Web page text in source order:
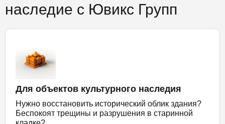
наследие с Ювикс Групп
Для объектов культурного наследия
Нужно восстановить исторический облик здания?
Беспокоят трещины и разрушения в старинной